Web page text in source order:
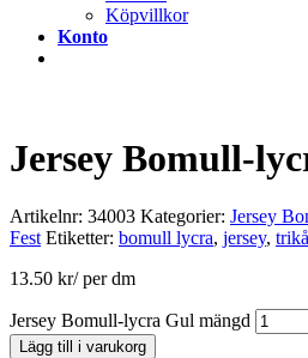
Köpvillkor
Konto
Jersey Bomull-
Artikelnr: 34003 Kategorier: Jersey
Fest Etiketter: bomull lycra, jersey, trikå
13.50 kr/ per dm
Jersey Bomull-lycra Gul mängd
Lägg till i varukorg